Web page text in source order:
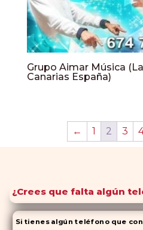
Grupo Aimar Música
Canarias España)
← 1 2 3
¿Crees que falta algún
Si tienes algún teléfono que